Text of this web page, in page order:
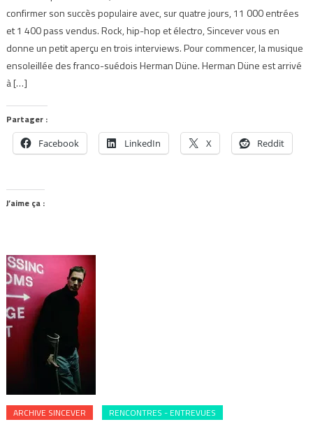
confirmer son succès populaire avec, sur quatre jours, 11 000 entrées
et 1 400 pass vendus. Rock, hip-hop et électro, Sincever vous en
donne un petit aperçu en trois interviews. Pour commencer, la musique
ensoleillée des franco-suédois Herman Düne. Herman Düne est arrivé
à […]
Partager :
Facebook LinkedIn X Reddit
J’aime ça :
ARCHIVE SINCEVER RENCONTRES - ENTREVUES